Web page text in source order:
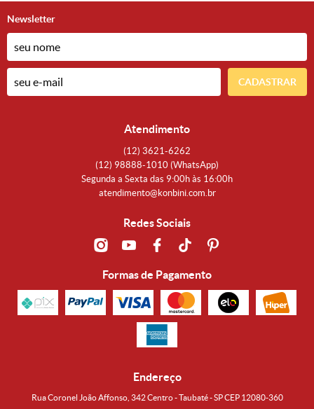
Newsletter
CADASTRAR
Atendimento
(12) 3621-6262
(12) 98888-1010 (WhatsApp)
Segunda a Sexta das 9:00h às 16:00h
atendimento@konbini.com.br
Redes Sociais
Formas de Pagamento
Endereço
Rua Coronel João Affonso, 342 Centro - Taubaté - SP CEP 12080-360